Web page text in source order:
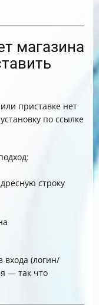
магазина
приставке нет
по ссылке
строку
входа (логин/
— так что